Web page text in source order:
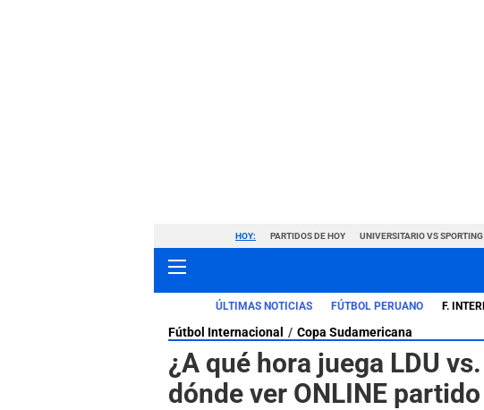
HOY: PARTIDOS DE HOY UNIVERSITARIO VS SPORTING
ÚLTIMAS NOTICIAS FÚTBOL PERUANO F.
Fútbol Internacional Copa Sudamericana
¿A qué hora juega LDU
dónde ver ONLINE